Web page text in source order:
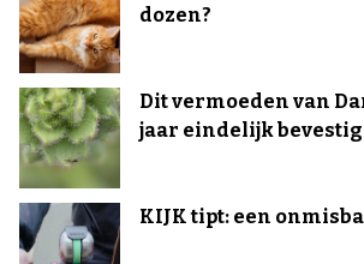
dozen?
Dit vermoeden van
jaar eindelijk
KIJK tipt: een